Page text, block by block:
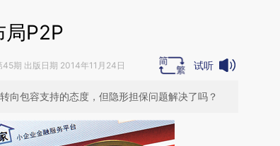
局P2P
45期 出版日期 2014年11月24日 试听
向包容支持的态度，但隐形担保问题解决了吗？